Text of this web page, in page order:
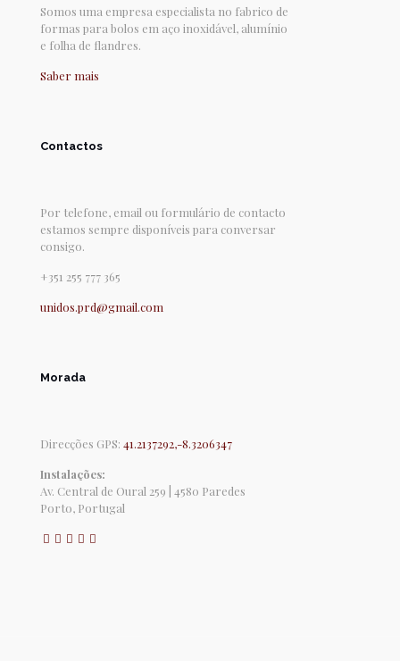
Somos uma empresa especialista no fabrico de
formas para bolos em aço inoxidável, alumínio
e folha de flandres.
Saber mais
Contactos
Por telefone, email ou formulário de contacto
estamos sempre disponíveis para conversar
consigo.
+351 255 777 365
unidos.prd@gmail.com
Morada
Direcções GPS: 41.2137292,-8.3206347
Instalações:
Av. Central de Oural 259 | 4580 Paredes
Porto, Portugal